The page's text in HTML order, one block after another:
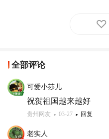
全部评论
可爱小莎儿
祝贺祖国越来越好
贵州网友 03-27 回复
老实人